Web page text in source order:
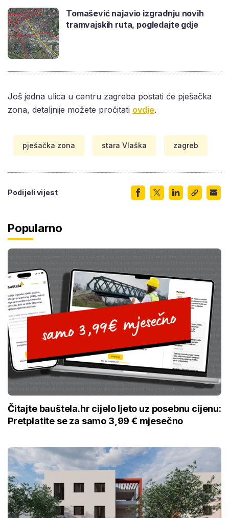
Tomašević najavio izgradnju novih
tramvajskih ruta, pogledajte gdje
Još jedna ulica u centru zagreba postati će pješačka
zona, detaljnije možete pročitati ovdje.
pješačka zona stara Vlaška zagreb
Podijeli vijest
Popularno
Čitajte bauštela.hr cijelo ljeto uz posebnu cijenu:
Pretplatite se za samo 3,99 € mjesečno